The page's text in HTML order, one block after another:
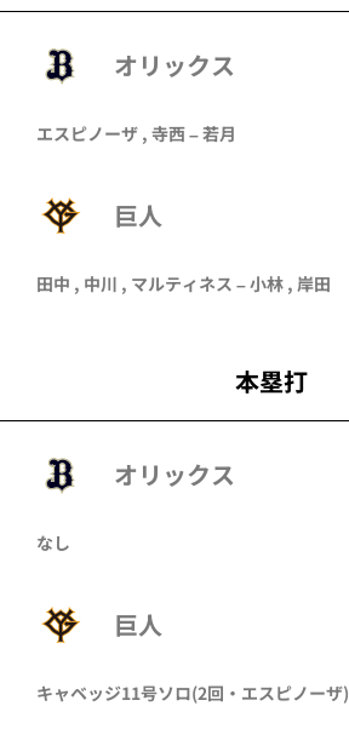
オリックス
エスピノーザ , 寺西–若月
巨人
田中 , 中川 , マルティネス – 小林 , 岸田
本塁打
オリックス
なし
巨人
キャベッジ11号ソロ(2回・ エスピノーザ)